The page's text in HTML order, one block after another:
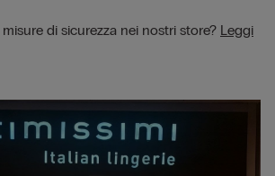
di sicurezza nei nostri store? Leggi